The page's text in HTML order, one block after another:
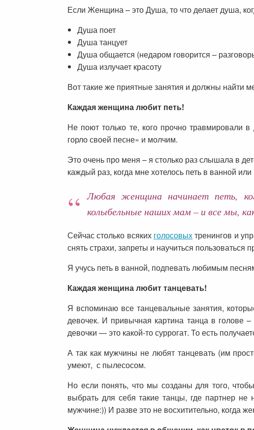
Если Женщина – это Душа, то что делает душа,
Душа поет
Душа танцует
Душа общается (недаром говорится –
Душа излучает красоту
Вот такие же приятные занятия и должны найти
Каждая женщина любит петь!
Не поют только те, кого прочно травмировали
горло своей песне» и молчим.
Это очень про меня – я столько раз слышала в
каждый раз, когда мне хотелось петь в ванной
Любая женщина начинает петь,
колыбельные наших мам – и все мы,
Сейчас столько всяких голосовыхтренингов и
снять страхи, запреты и научиться пользоваться
Я учусь петь в ванной, подпевать любимым
Каждая женщина любит танцевать!
Я вспоминаю все танцевальные занятия,
девочек. И привычная картина танца в голове
девочки — это какой-то суррогат. То есть
А так как мужчины не любят танцевать (им
умеют, с пылесосом.
Но если понять, что мы созданы для того,
выбрать для себя такие танцы, где партнер
мужчине:)) И разве это не восхитительно, когда